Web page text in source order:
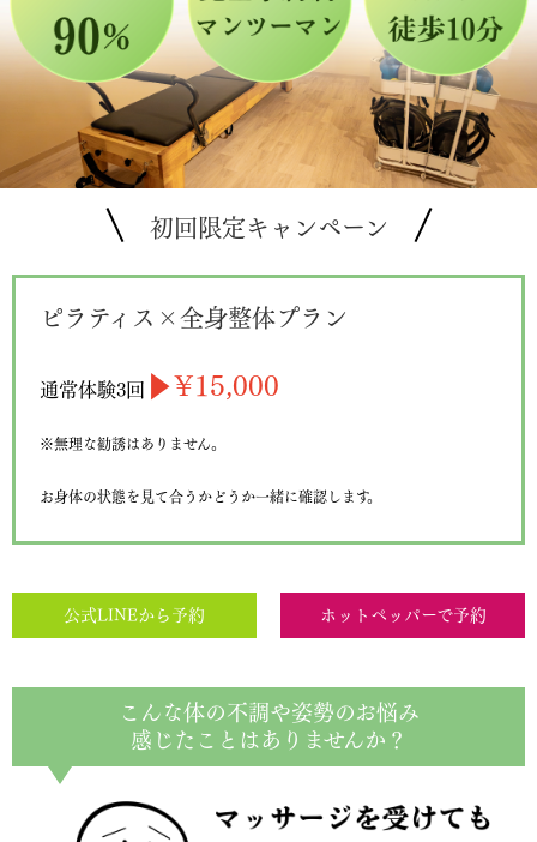
初回限定キャンペーン
ピラティス×全身整体プラン
通常体験3回 ▶︎¥15,000
※無理な勧誘はありません。
お身体の状態を見て合うかどうか一緒に確認します。
公式LINEから予約 ホットペッパーで予約
こんな体の不調や姿勢のお悩み
感じたことはありませんか？